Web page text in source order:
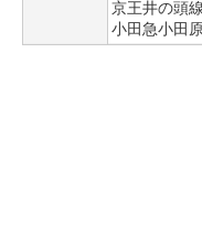
京王井の頭線
小田急小田